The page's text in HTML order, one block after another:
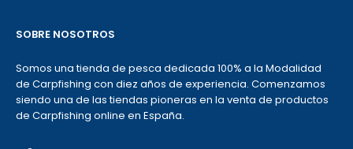
SOBRE NOSOTROS
Somos una tienda de pesca dedicada 100% a la Modalidad
de Carpfishing con diez años de experiencia. Comenzamos
siendo una de las tiendas pioneras en la venta de productos
de Carpfishing online en España.